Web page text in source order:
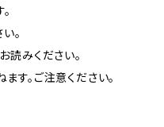
。
読みください。
す。ご注意ください。